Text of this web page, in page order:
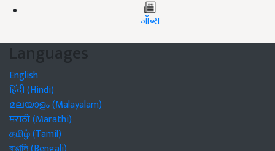
जॉब्स
Languages
English
हिंदी (Hindi)
മലയാളം (Malayalam)
मराठी (Marathi)
தமிழ் (Tamil)